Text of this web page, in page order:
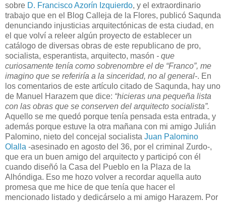
sobre D. Francisco Azorín Izquierdo, y el extraordinario
trabajo que en el Blog Calleja de la Flores, publicó Saqunda
denunciando injusticias arquitectónicas de esta ciudad, en
el que volví a releer algún proyecto de establecer un
catálogo de diversas obras de este republicano de pro,
socialista, esperantista, arquitecto, masón - que
curiosamente tenía como sobrenombre el de “Franco”, me
imagino que se referiría a la sinceridad, no al general-. En
los comentarios de este artículo citado de Saqunda, hay uno
de Manuel Harazem que dice: “hicieras una pequeña lista
con las obras que se conserven del arquitecto socialista”.
Aquello se me quedó porque tenía pensada esta entrada, y
además porque estuve la otra mañana con mi amigo Julián
Palomino, nieto del concejal socialista Juan Palomino
Olalla -asesinado en agosto del 36, por el criminal Zurdo-,
que era un buen amigo del arquitecto y participó con él
cuando diseñó la Casa del Pueblo en la Plaza de la
Alhóndiga. Eso me hozo volver a recordar aquella auto
promesa que me hice de que tenía que hacer el
mencionado listado y dedicárselo a mi amigo Harazem. Por